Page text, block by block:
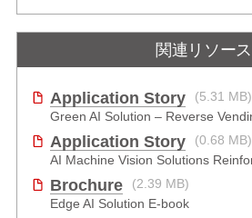
関連リソース
Application Story
(5.31 MB)
Application Story
(0.68 MB)
Brochure
(2.39 MB)
Edge AI Solution E-book